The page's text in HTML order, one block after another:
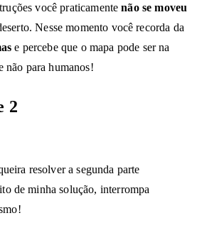
você praticamentenão se moveu
Nesse momento você recorda da
e percebe que o mapa pode ser na
não para humanos!
2
resolver a segunda parte
de minha solução, interrompa